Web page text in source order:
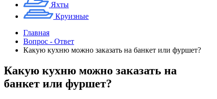
Яхты
Круизные
Главная
Вопрос - Ответ
Какую кухню можно заказать на банкет или фуршет?
Какую кухню можно заказать на
банкет или фуршет?